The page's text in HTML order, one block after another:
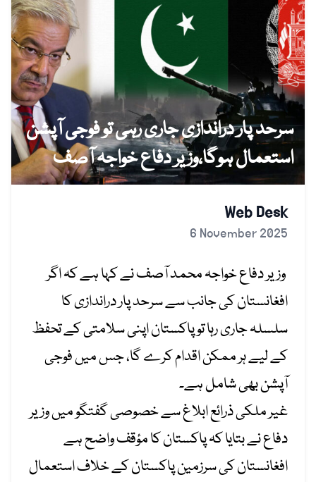
سرحد پار دراندازی جاری رہی تو فوجی آپشن
استعمال ہوگا،وزیر دفاع خواجہ آصف
Web Desk
6 November 2025
وزیر دفاع خواجہ محمد آصف نے کہا ہے کہ اگر
افغانستان کی جانب سے سرحد پار دراندازی کا
سلسلہ جاری رہا تو پاکستان اپنی سلامتی کے تحفظ
کے لیے ہر ممکن اقدام کرے گا، جس میں فوجی
آپشن بھی شامل ہے۔
غیر ملکی ذرائع ابلاغ سے خصوصی گفتگو میں وزیر
دفاع نے بتایا کہ پاکستان کا مؤقف واضح ہے
افغانستان کی سرزمین پاکستان کے خلاف استعمال